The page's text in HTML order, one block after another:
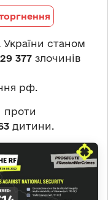
станом
29 377 злочинів
рф.
проти
дитини.